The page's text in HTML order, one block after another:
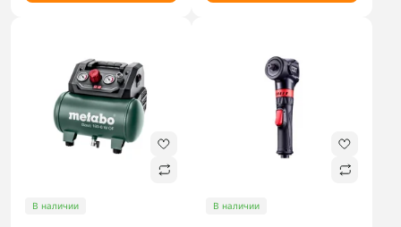
В наличии В наличии